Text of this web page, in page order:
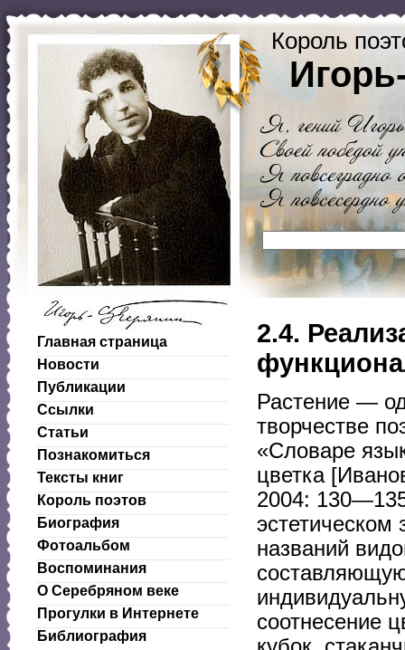
Король
Главная страница
Новости
Публикации
Ссылки
Статьи
Познакомиться
Тексты книг
Король поэтов
Биография
Фотоальбом
Воспоминания
О Серебряном веке
Прогулки в Интернете
Библиография
2.4.
Растение —
творчестве
«Словаре
цветка
2004:
названий
соотнесение